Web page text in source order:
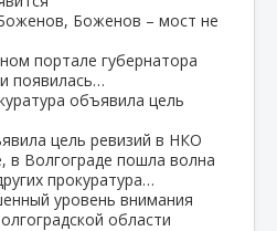
портале губернатора
появилась…
объявила цель
в Волгограде пошла волна
прокуратура…
уровень внимания
области